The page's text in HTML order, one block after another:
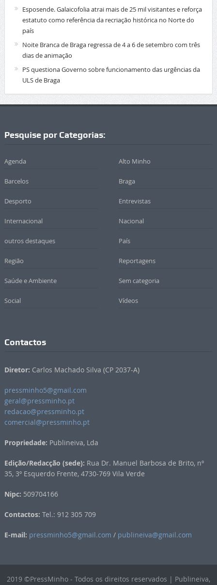
Esposende. Galaicofolia atrai mais de 25 mil visitantes e reforça
estatuto como referência da recriação histórica no Norte do
país
Noite Branca de Braga regressa de 4 a 6 de setembro com três
dias de animação
PS questiona Governo sobre funcionamento das urgências da
ULS de Braga
Pesquise por Categorias:
Agenda Alto Minho
Barcelos Braga
Desporto Entrevistas
Internacional Nacional
outros destaques País
Região Reportagens
Saúde e Ambiente Sem categoria
Social Vídeos
Contactos
Diretor: Carlos Machado Silva (CP 2037-A)
pressminho5@gmail.com
geral@pressminho.pt
redacao@pressminho.pt
comercial@pressminho.pt
Propriedade: Publineiva, Lda
Edição/Redacção (sede): Rua Dr. Manuel Barbosa de Brito, nº
35, 3º Esquerdo Frente, 4730-769 Vila Verde
Nipc: 509704166
Contactos: Tel.: 912 305 709
E-mail: pressminho5@gmail.com / publineiva@gmail.com
2019 ©PressMinho - Todos os direitos reservados | Publineiva,